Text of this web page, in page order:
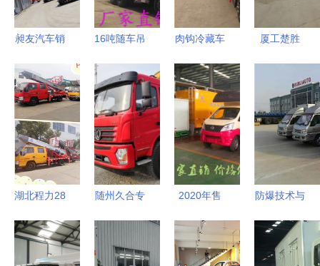
昶友汽车销
汽总代理与
专用汽车销
售专家
16吨随车吊
高效作业的
完美融合
肉钩冷藏车
厂家与价格
解析及专用
汽车销售服
务
厦工楚胜
用汽车有限
公司 专用
汽车供应与
销售一体化
解决方案
湖北程力28
国内超高性
价比的专用
随州久合专
有限责任公
司 引领专
2020年售
报价及批发
渠道解析
防爆技术与
数、产品、
材料一站式